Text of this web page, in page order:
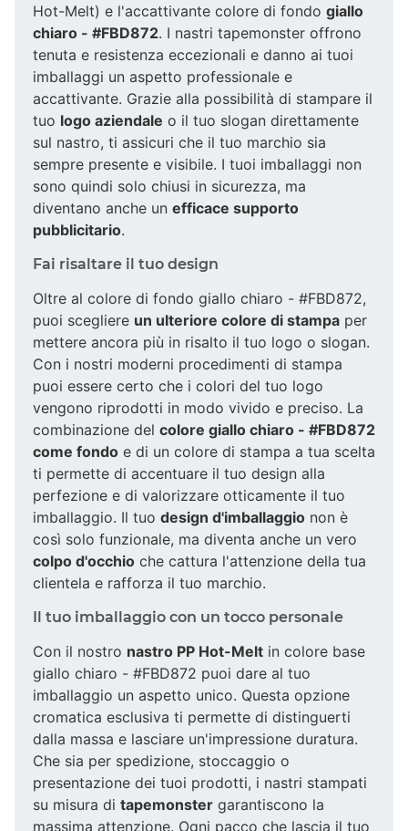
Hot-Melt) e l'accattivante colore di fondo giallo
chiaro - #FBD872. I nastri tapemonster offrono
tenuta e resistenza eccezionali e danno ai tuoi
imballaggi un aspetto professionale e
accattivante. Grazie alla possibilità di stampare il
tuo logo aziendale o il tuo slogan direttamente
sul nastro, ti assicuri che il tuo marchio sia
sempre presente e visibile. I tuoi imballaggi non
sono quindi solo chiusi in sicurezza, ma
diventano anche un efficace supporto
pubblicitario.
Fai risaltare il tuo design
Oltre al colore di fondo giallo chiaro - #FBD872,
puoi scegliere un ulteriore colore di stampa per
mettere ancora più in risalto il tuo logo o slogan.
Con i nostri moderni procedimenti di stampa
puoi essere certo che i colori del tuo logo
vengono riprodotti in modo vivido e preciso. La
combinazione del colore giallo chiaro - #FBD872
come fondo e di un colore di stampa a tua scelta
ti permette di accentuare il tuo design alla
perfezione e di valorizzare otticamente il tuo
imballaggio. Il tuo design d'imballaggio non è
così solo funzionale, ma diventa anche un vero
colpo d'occhio che cattura l'attenzione della tua
clientela e rafforza il tuo marchio.
Il tuo imballaggio con un tocco personale
Con il nostro nastro PP Hot-Melt in colore base
giallo chiaro - #FBD872 puoi dare al tuo
imballaggio un aspetto unico. Questa opzione
cromatica esclusiva ti permette di distinguerti
dalla massa e lasciare un'impressione duratura.
Che sia per spedizione, stoccaggio o
presentazione dei tuoi prodotti, i nastri stampati
su misura di tapemonster garantiscono la
massima attenzione. Ogni pacco che lascia il tuo